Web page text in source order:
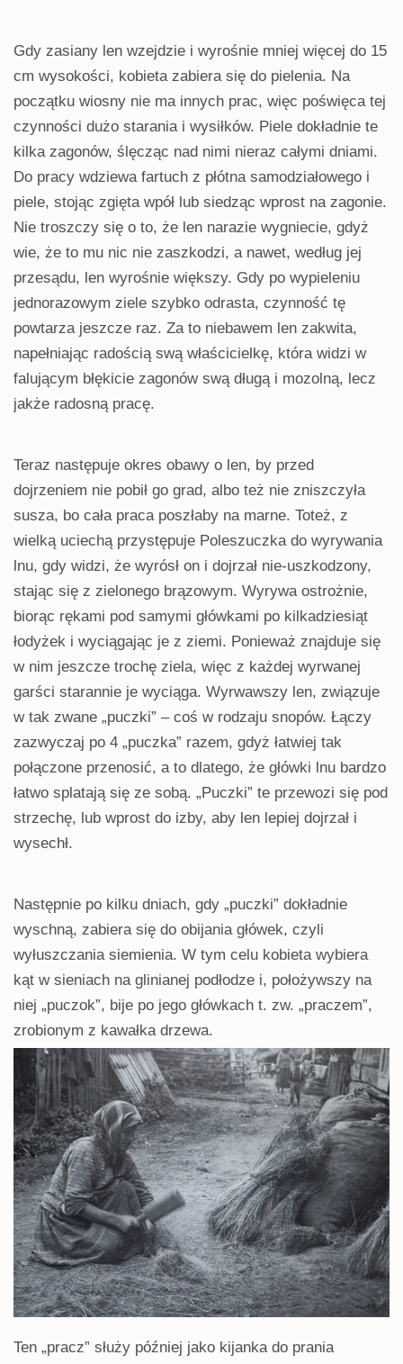
Gdy zasiany len wzejdzie i wyrośnie mniej więcej do 15
cm wysokości, kobieta zabiera się do pielenia. Na
początku wiosny nie ma innych prac, więc poświęca tej
czynności dużo starania i wysiłków. Piele dokładnie te
kilka zagonów, ślęcząc nad nimi nieraz całymi dniami.
Do pracy wdziewa fartuch z płótna samodziałowego i
piele, stojąc zgięta wpół lub siedząc wprost na zagonie.
Nie troszczy się o to, że len narazie wygniecie, gdyż
wie, że to mu nic nie zaszkodzi, a nawet, według jej
przesądu, len wyrośnie większy. Gdy po wypieleniu
jednorazowym ziele szybko odrasta, czynność tę
powtarza jeszcze raz. Za to niebawem len zakwita,
napełniając radością swą właścicielkę, która widzi w
falującym błękicie zagonów swą długą i mozolną, lecz
jakże radosną pracę.
Teraz następuje okres obawy o len, by przed
dojrzeniem nie pobił go grad, albo też nie zniszczyła
susza, bo cała praca poszłaby na marne. Toteż, z
wielką uciechą przystępuje Poleszuczka do wyrywania
lnu, gdy widzi, że wyrósł on i dojrzał nie-uszkodzony,
stając się z zielonego brązowym. Wyrywa ostrożnie,
biorąc rękami pod samymi główkami po kilkadziesiąt
łodyżek i wyciągając je z ziemi. Ponieważ znajduje się
w nim jeszcze trochę ziela, więc z każdej wyrwanej
garści starannie je wyciąga. Wyrwawszy len, związuje
w tak zwane „puczki” – coś w rodzaju snopów. Łączy
zazwyczaj po 4 „puczka” razem, gdyż łatwiej tak
połączone przenosić, a to dlatego, że główki lnu bardzo
łatwo splatają się ze sobą. „Puczki” te przewozi się pod
strzechę, lub wprost do izby, aby len lepiej dojrzał i
wysechł.
Następnie po kilku dniach, gdy „puczki” dokładnie
wyschną, zabiera się do obijania główek, czyli
wyłuszczania siemienia. W tym celu kobieta wybiera
kąt w sieniach na glinianej podłodze i, położywszy na
niej „puczok”, bije po jego główkach t. zw. „praczem”,
zrobionym z kawałka drzewa.
Ten „pracz” służy później jako kijanka do prania